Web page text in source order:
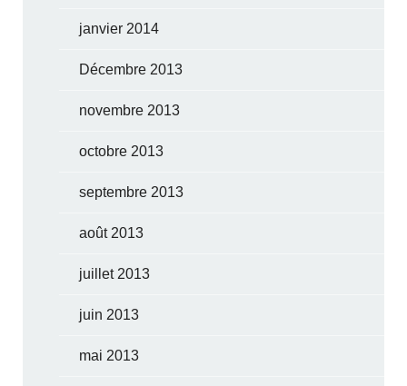
janvier 2014
Décembre 2013
novembre 2013
octobre 2013
septembre 2013
août 2013
juillet 2013
juin 2013
mai 2013